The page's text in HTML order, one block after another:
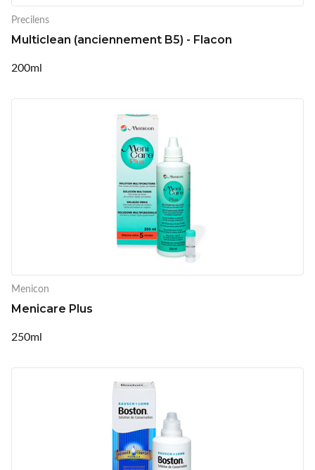
Precilens
Multiclean (anciennement B5) - Flacon
200ml
Menicon
Menicare Plus
250ml